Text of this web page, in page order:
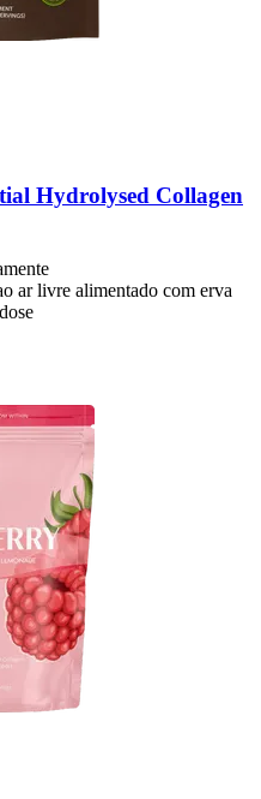
Hydrolysed Collagen
ar livre alimentado com erva